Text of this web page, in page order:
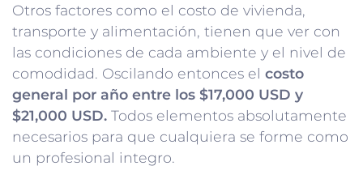
Otros factores como el costo de vivienda,
transporte y alimentación, tienen que ver con
las condiciones de cada ambiente y el nivel de
comodidad. Oscilando entonces el costo
general por año entre los $17,000 USD y
$21,000 USD. Todos elementos absolutamente
necesarios para que cualquiera se forme como
un profesional integro.